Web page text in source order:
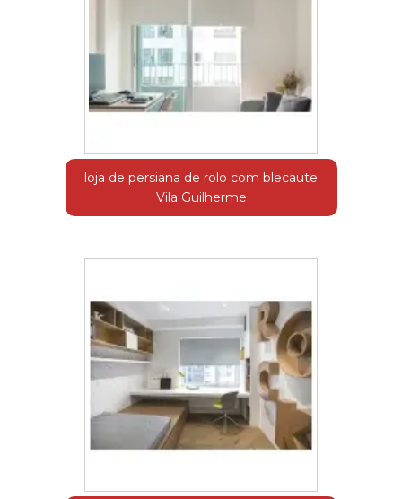
loja de persiana de rolo com blecaute
Vila Guilherme